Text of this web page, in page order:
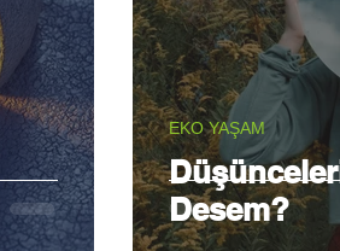
Desem?
EKO YAŞAM